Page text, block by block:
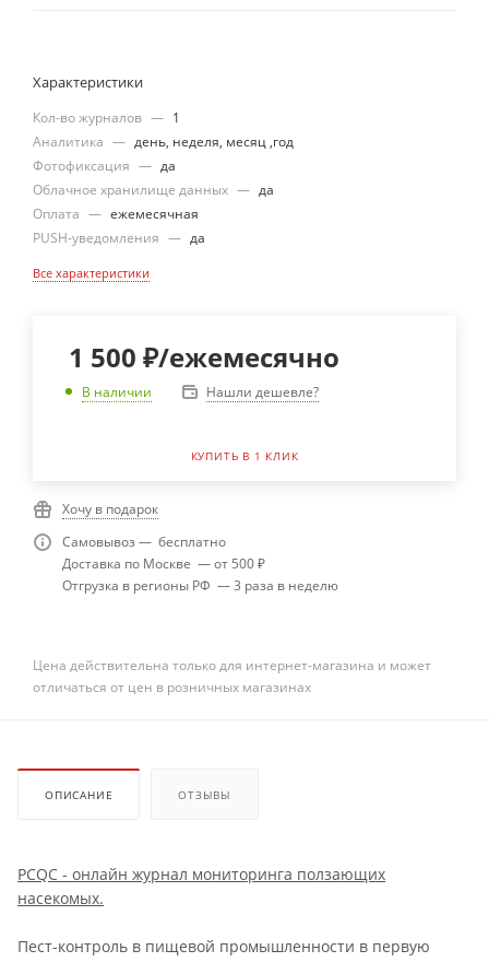
Характеристики
Кол-во журналов — 1
Аналитика — день, неделя, месяц ,год
Фотофиксация — да
Облачное хранилище данных — да
Оплата — ежемесячная
PUSH-уведомления — да
Все характеристики
1 500 ₽/ежемесячно
В наличии Нашли дешевле?
КУПИТЬ В 1 КЛИК
Хочу в подарок
Самовывоз — бесплатно
Доставка по Москве — от 500 ₽
Отгрузка в регионы РФ — 3 раза в неделю
Цена действительна только для интернет-магазина и может
отличаться от цен в розничных магазинах
ОПИСАНИЕ ОТЗЫВЫ
PCQC - онлайн журнал мониторинга ползающих
насекомых.
Пест-контроль в пищевой промышленности в первую